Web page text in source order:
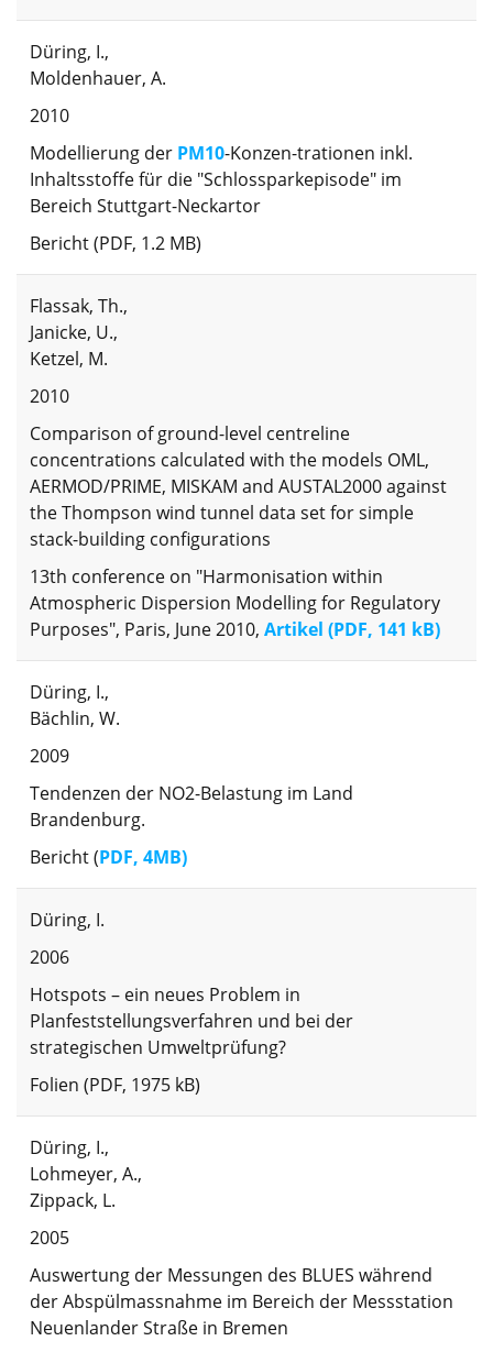
Düring, I.,
Moldenhauer, A.
2010
Modellierung der PM10-Konzen-trationen inkl.
Inhaltsstoffe für die "Schlossparkepisode" im
Bereich Stuttgart-Neckartor
Bericht (PDF, 1.2 MB)
Flassak, Th.,
Janicke, U.,
Ketzel, M.
2010
Comparison of ground-level centreline
concentrations calculated with the models OML,
AERMOD/PRIME, MISKAM and AUSTAL2000 against
the Thompson wind tunnel data set for simple
stack-building configurations
13th conference on "Harmonisation within
Atmospheric Dispersion Modelling for Regulatory
Purposes", Paris, June 2010, Artikel (PDF, 141 kB)
Düring, I.,
Bächlin, W.
2009
Tendenzen der NO2-Belastung im Land
Brandenburg.
Bericht (PDF, 4MB)
Düring, I.
2006
Hotspots – ein neues Problem in
Planfeststellungsverfahren und bei der
strategischen Umweltprüfung?
Folien (PDF, 1975 kB)
Düring, I.,
Lohmeyer, A.,
Zippack, L.
2005
Auswertung der Messungen des BLUES während
der Abspülmassnahme im Bereich der Messstation
Neuenlander Straße in Bremen